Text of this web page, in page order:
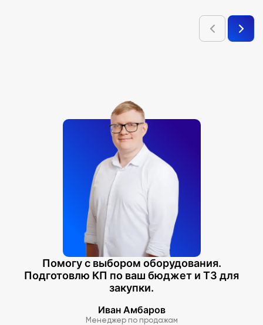
Помогу с выбором оборудования.
Подготовлю КП по ваш бюджет и ТЗ для
закупки.
Иван Амбаров
Менеджер по продажам